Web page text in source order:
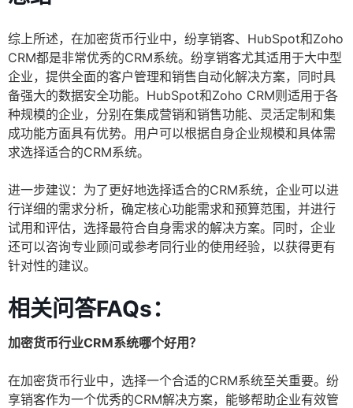
综上所述，在加密货币行业中，纷享销客、HubSpot和Zoho
CRM都是非常优秀的CRM系统。纷享销客尤其适用于大中型
企业，提供全面的客户管理和销售自动化解决方案，同时具
备强大的数据安全功能。HubSpot和Zoho CRM则适用于各
种规模的企业，分别在集成营销和销售功能、灵活定制和集
成功能方面具有优势。用户可以根据自身企业规模和具体需
求选择适合的CRM系统。
进一步建议：为了更好地选择适合的CRM系统，企业可以进
行详细的需求分析，确定核心功能需求和预算范围，并进行
试用和评估，选择最符合自身需求的解决方案。同时，企业
还可以咨询专业顾问或参考同行业的使用经验，以获得更有
针对性的建议。
相关问答FAQs：
加密货币行业CRM系统哪个好用？
在加密货币行业中，选择一个合适的CRM系统至关重要。纷
享销客作为一个优秀的CRM解决方案，能够帮助企业有效管